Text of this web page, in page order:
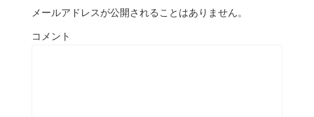
メールアドレスが公開されることはありません。
コメント